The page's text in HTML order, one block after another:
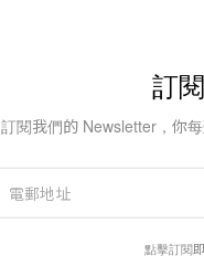
Calvin
隨著 Raf
發放的備忘，
Ashley Pang/
訂
訂閱我們的 Newsletter，你
點擊訂閱